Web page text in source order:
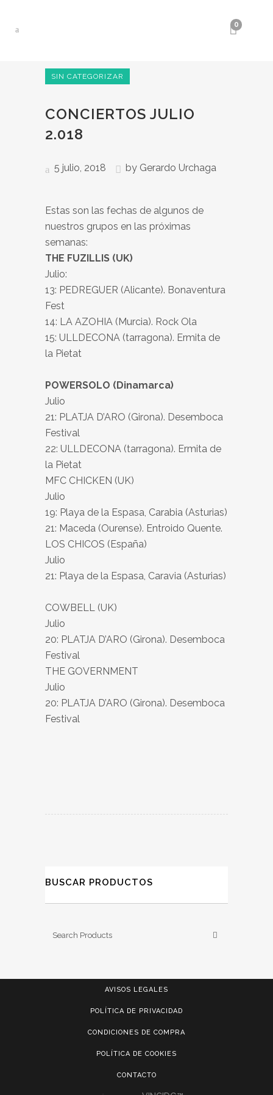
0
SIN CATEGORIZAR
CONCIERTOS JULIO
2.018
5 julio, 2018 by Gerardo Urchaga
Estas son las fechas de algunos de
nuestros grupos en las próximas
semanas:
THE FUZILLIS (UK)
Julio:
13: PEDREGUER (Alicante). Bonaventura
Fest
14: LA AZOHIA (Murcia). Rock Ola
15: ULLDECONA (tarragona). Ermita de
la Pietat
POWERSOLO (Dinamarca)
Julio
21: PLATJA D’ARO (Girona). Desemboca
Festival
22: ULLDECONA (tarragona). Ermita de
la Pietat
MFC CHICKEN (UK)
Julio
19: Playa de la Espasa, Carabia (Asturias)
21: Maceda (Ourense). Entroido Quente.
LOS CHICOS (España)
Julio
21: Playa de la Espasa, Caravia (Asturias)
COWBELL (UK)
Julio
20: PLATJA D’ARO (Girona). Desemboca
Festival
THE GOVERNMENT
Julio
20: PLATJA D’ARO (Girona). Desemboca
Festival
BUSCAR PRODUCTOS
AVISOS LEGALES
POLÍTICA DE PRIVACIDAD
CONDICIONES DE COMPRA
POLÍTICA DE COOKIES
CONTACTO